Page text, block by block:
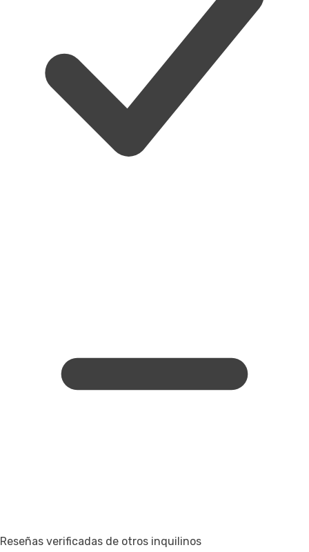
Reseñas verificadas de otros inquilinos